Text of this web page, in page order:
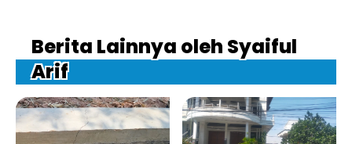
Berita Lainnya oleh Syaiful
Arif